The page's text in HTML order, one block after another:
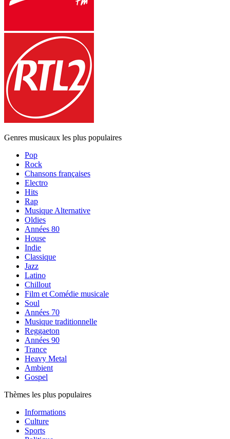
Genres musicaux les plus populaires
Pop
Rock
Chansons françaises
Electro
Hits
Rap
Musique Alternative
Oldies
Années 80
House
Indie
Classique
Jazz
Latino
Chillout
Film et Comédie musicale
Soul
Années 70
Musique traditionnelle
Reggaeton
Années 90
Trance
Heavy Metal
Ambient
Gospel
Thèmes les plus populaires
Informations
Culture
Sports